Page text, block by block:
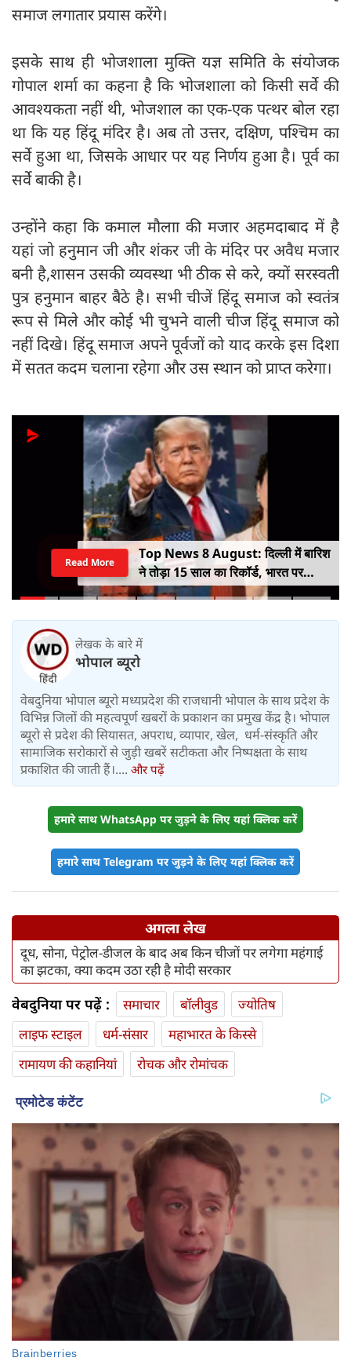
समाज लगातार प्रयास करेंगे।
इसके साथ ही भोजशाला मुक्ति यज्ञ समिति के संयोजक
गोपाल शर्मा का कहना है कि भोजशाला को किसी सर्वे की
आवश्यकता नहीं थी, भोजशाल का एक-एक पत्थर बोल रहा
था कि यह हिंदू मंदिर है। अब तो उत्तर, दक्षिण, पश्चिम का
सर्वे हुआ था, जिसके आधार पर यह निर्णय हुआ है। पूर्व का
सर्वे बाकी है।
उन्होंने कहा कि कमाल मौलाा की मजार अहमदाबाद में है
यहां जो हनुमान जी और शंकर जी के मंदिर पर अवैध मजार
बनी है,शासन उसकी व्यवस्था भी ठीक से करे, क्यों सरस्वती
पुत्र हनुमान बाहर बैठे है। सभी चीजें हिंदू समाज को स्वतंत्र
रूप से मिले और कोई भी चुभने वाली चीज हिंदू समाज को
नहीं दिखे। हिंदू समाज अपने पूर्वजों को याद करके इस दिशा
में सतत कदम चलाना रहेगा और उस स्थान को प्राप्त करेगा।
Top News 8 August: दिल्ली में बारिश
ने तोड़ा 15 साल का रिकॉर्ड, भारत पर
100% टैरिफ का खतरा; Gen Z पर कंगना
Read More
लेखक के बारे में
भोपाल ब्यूरो
वेबदुनिया भोपाल ब्यूरो मध्यप्रदेश की राजधानी भोपाल के साथ प्रदेश के
विभिन्न जिलों की महत्वपूर्ण खबरों के प्रकाशन का प्रमुख केंद्र है। भोपाल
ब्यूरो से प्रदेश की सियासत, अपराध, व्यापार, खेल, धर्म-संस्कृति और
सामाजिक सरोकारों से जुड़ी खबरें सटीकता और निष्पक्षता के साथ
प्रकाशित की जाती हैं।.... और पढ़ें
हमारे साथ WhatsApp पर जुड़ने के लिए यहां क्लिक करें
हमारे साथ Telegram पर जुड़ने के लिए यहां क्लिक करें
अगला लेख
दूध, सोना, पेट्रोल-डीजल के बाद अब किन चीजों पर लगेगा महंगाई
का झटका, क्या कदम उठा रही है मोदी सरकार
वेबदुनिया पर पढ़ें : समाचार बॉलीवुड
ज्योतिष
लाइफ स्‍टाइल
धर्म-संसार
महाभारत के किस्से
रामायण की कहानियां
रोचक और रोमांचक